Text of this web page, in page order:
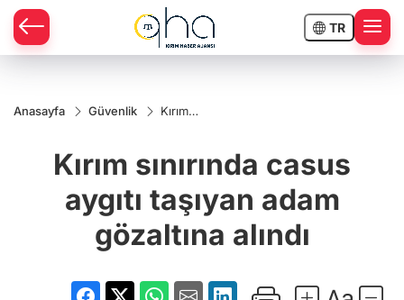
TR
Anasayfa Güvenlik
Kırım
taşıyan
gözaltına
alındı
Kırım sınırında casus
aygıtı taşıyan adam
gözaltına alındı